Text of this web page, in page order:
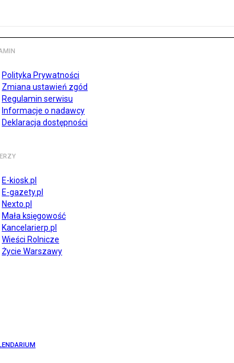
Polityka Prywatności
Zmiana ustawień zgód
Regulamin serwisu
Informacje o nadawcy
Deklaracja dostępności
E-kiosk.pl
E-gazety.pl
Nexto.pl
Mała księgowość
Kancelarierp.pl
Wieści Rolnicze
Życie Warszawy